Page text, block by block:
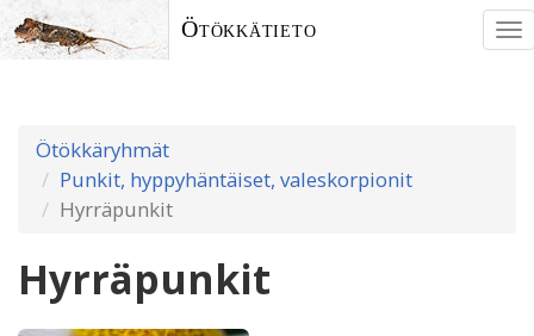
Ötökkätieto
Ötökkäryhmät
Punkit, hyppyhäntäiset, valeskorpionit
Hyrräpunkit
Hyrräpunkit